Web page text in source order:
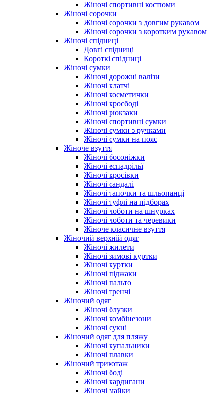
Жіночі спортивні костюми
Жіночі сорочки
Жіночі сорочки з довгим рукавом
Жіночі сорочки з коротким рукавом
Жіночі спідниці
Довгі спідниці
Короткі спідниці
Жіночі сумки
Жіночі дорожні валізи
Жіночі клатчі
Жіночі косметички
Жіночі кросбоді
Жіночі рюкзаки
Жіночі спортивні сумки
Жіночі сумки з ручками
Жіночі сумки на пояс
Жіноче взуття
Жіночі босоніжки
Жіночі еспадрільї
Жіночі кросівки
Жіночі сандалі
Жіночі тапочки та шльопанці
Жіночі туфлі на підборах
Жіночі чоботи на шнурках
Жіночі чоботи та черевики
Жіноче класичне взуття
Жіночий верхній одяг
Жіночі жилети
Жіночі зимові куртки
Жіночі куртки
Жіночі піджаки
Жіночі пальто
Жіночі тренчі
Жіночий одяг
Жіночі блузки
Жіночі комбінезони
Жіночі сукні
Жіночий одяг для пляжу
Жіночі купальники
Жіночі плавки
Жіночий трикотаж
Жіночі боді
Жіночі кардигани
Жіночі майки